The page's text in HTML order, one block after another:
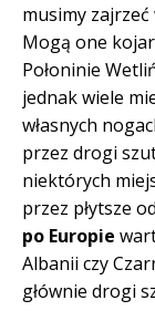
musimy
Mogą one
Połoninie
jednak wiele
własnych
przez drogi
niektórych
przez płytsze
po Europie
Albanii czy
głównie drogi